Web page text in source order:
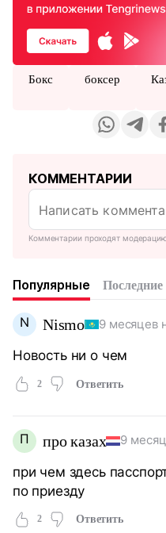
Бокс боксер
КОММЕНТАРИИ
Комментарии проходят
Популярные Последние
N Nismo 9 месяцев
Новость ни о чем
2 Ответить
П про казах 9
при чем здесь
по приезду
2 Ответить